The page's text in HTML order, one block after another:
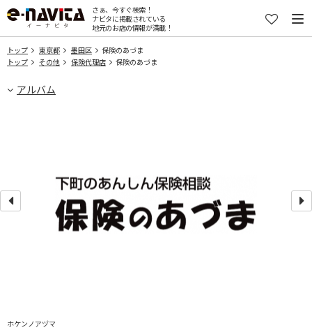
さぁ、今すぐ検索！
ナビタに掲載されている
地元のお店の情報が満載！
トップ 東京都 墨田区
保険のあづま
トップ
その他 保険代理店 保険のあづま
アルバム
ホケンノアヅマ